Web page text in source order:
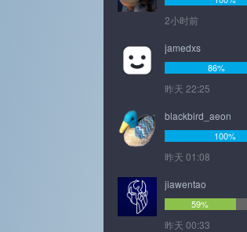
2小时前
jamedxs
86%
昨天 22:25
blackbird_aeon
100%
昨天 01:08
jiawentao
59%
昨天 00:33